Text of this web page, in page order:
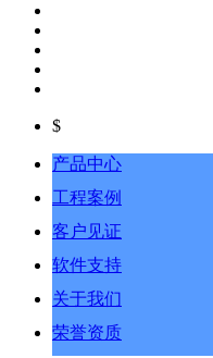
$
产品中心
工程案例
客户见证
软件支持
关于我们
荣誉资质